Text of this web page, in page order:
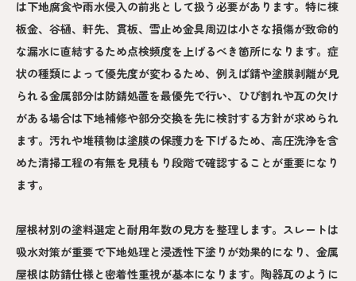
は下地腐食や雨水侵入の前兆として扱う必要があります。特に棟
板金、谷樋、軒先、貫板、雪止め金具周辺は小さな損傷が致命的
な漏水に直結するため点検頻度を上げるべき箇所になります。症
状の種類によって優先度が変わるため、例えば錆や塗膜剥離が見
られる金属部分は防錆処置を最優先で行い、ひび割れや瓦の欠け
がある場合は下地補修や部分交換を先に検討する方針が求められ
ます。汚れや堆積物は塗膜の保護力を下げるため、高圧洗浄を含
めた清掃工程の有無を見積もり段階で確認することが重要になり
ます。
屋根材別の塗料選定と耐用年数の見方を整理します。スレートは
吸水対策が重要で下地処理と浸透性下塗りが効果的になり、金属
屋根は防錆仕様と密着性重視が基本になります。陶器瓦のように